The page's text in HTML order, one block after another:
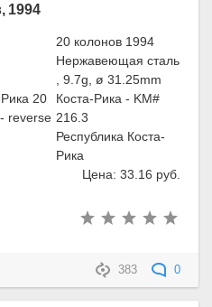
1994
20 колонов 1994
Нержавеющая сталь
, 9.7g, ø 31.25mm
Коста-Рика - KM#
216.3
Республика Коста-
Рика
Цена: 33.16 руб.
383 0